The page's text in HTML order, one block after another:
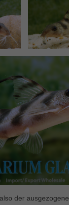
der ausgezogene